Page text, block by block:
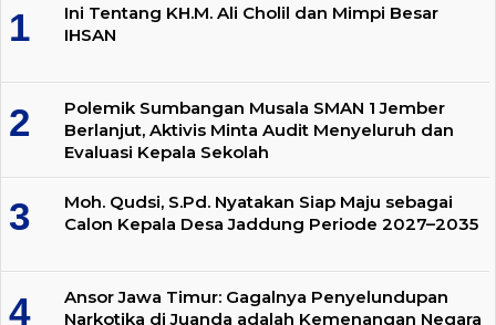
Ini Tentang KH.M. Ali Cholil dan Mimpi Besar
IHSAN
Polemik Sumbangan Musala SMAN 1 Jember
Berlanjut, Aktivis Minta Audit Menyeluruh dan
Evaluasi Kepala Sekolah
Moh. Qudsi, S.Pd. Nyatakan Siap Maju sebagai
Calon Kepala Desa Jaddung Periode 2027–2035
Ansor Jawa Timur: Gagalnya Penyelundupan
Narkotika di Juanda adalah Kemenangan Negara